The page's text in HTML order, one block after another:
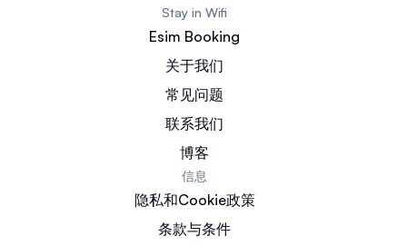
Stay in Wifi
Esim Booking
关于我们
常见问题
联系我们
博客
信息
隐私和Cookie政策
条款与条件